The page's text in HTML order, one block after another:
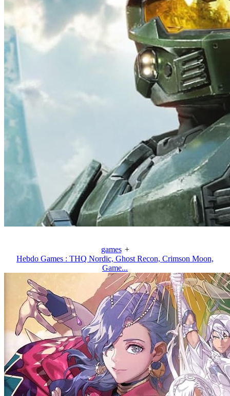
games +
Hebdo Games : THQ Nordic, Ghost Recon, Crimson Moon,
Game...